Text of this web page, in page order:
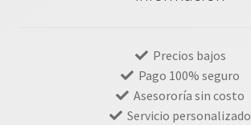
Precios bajos
Pago 100% seguro
Asesororía sin costo
Servicio personalizado